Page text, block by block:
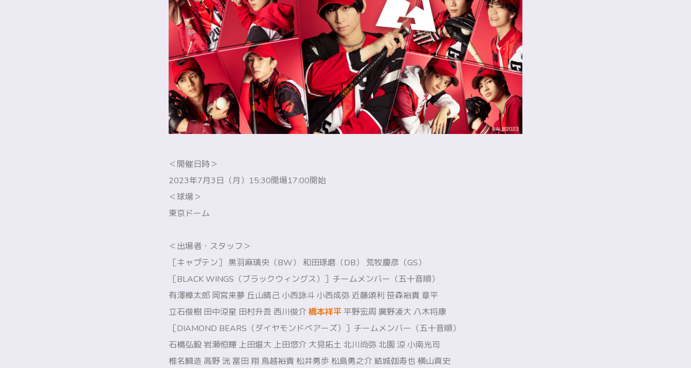
＜開催日時＞
2023年7月3日（月）15:30開場17:00開始
＜球場＞
東京ドーム
＜出場者・スタッフ＞
［キャプテン］ 黒羽麻璃央（BW） 和田琢磨（DB） 荒牧慶彦（GS）
［BLACK WINGS（ブラックウィングス）］チームメンバー（五十音順）
有澤樟太郎 岡宮来夢 丘山晴己 小西詠斗 小西成弥 近藤頌利 笹森裕貴 章平
立石俊樹 田中涼星 田村升吾 西川俊介 橋本祥平 平野宏周 廣野凌大 八木将康
［DIAMOND BEARS（ダイヤモンドベアーズ）］チームメンバー（五十音順）
石橋弘毅 岩瀬恒輝 上田堪大 上田悠介 大見拓土 北川尚弥 北園 涼 小南光司
椎名鯛造 高野 洸 富田 翔 鳥越裕貴 松井勇歩 松島勇之介 結城伽寿也 横山真史